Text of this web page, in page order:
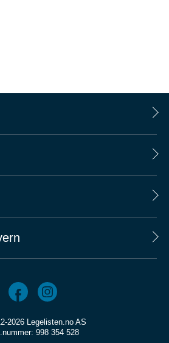
2026 Legelisten.no AS
998 354 528